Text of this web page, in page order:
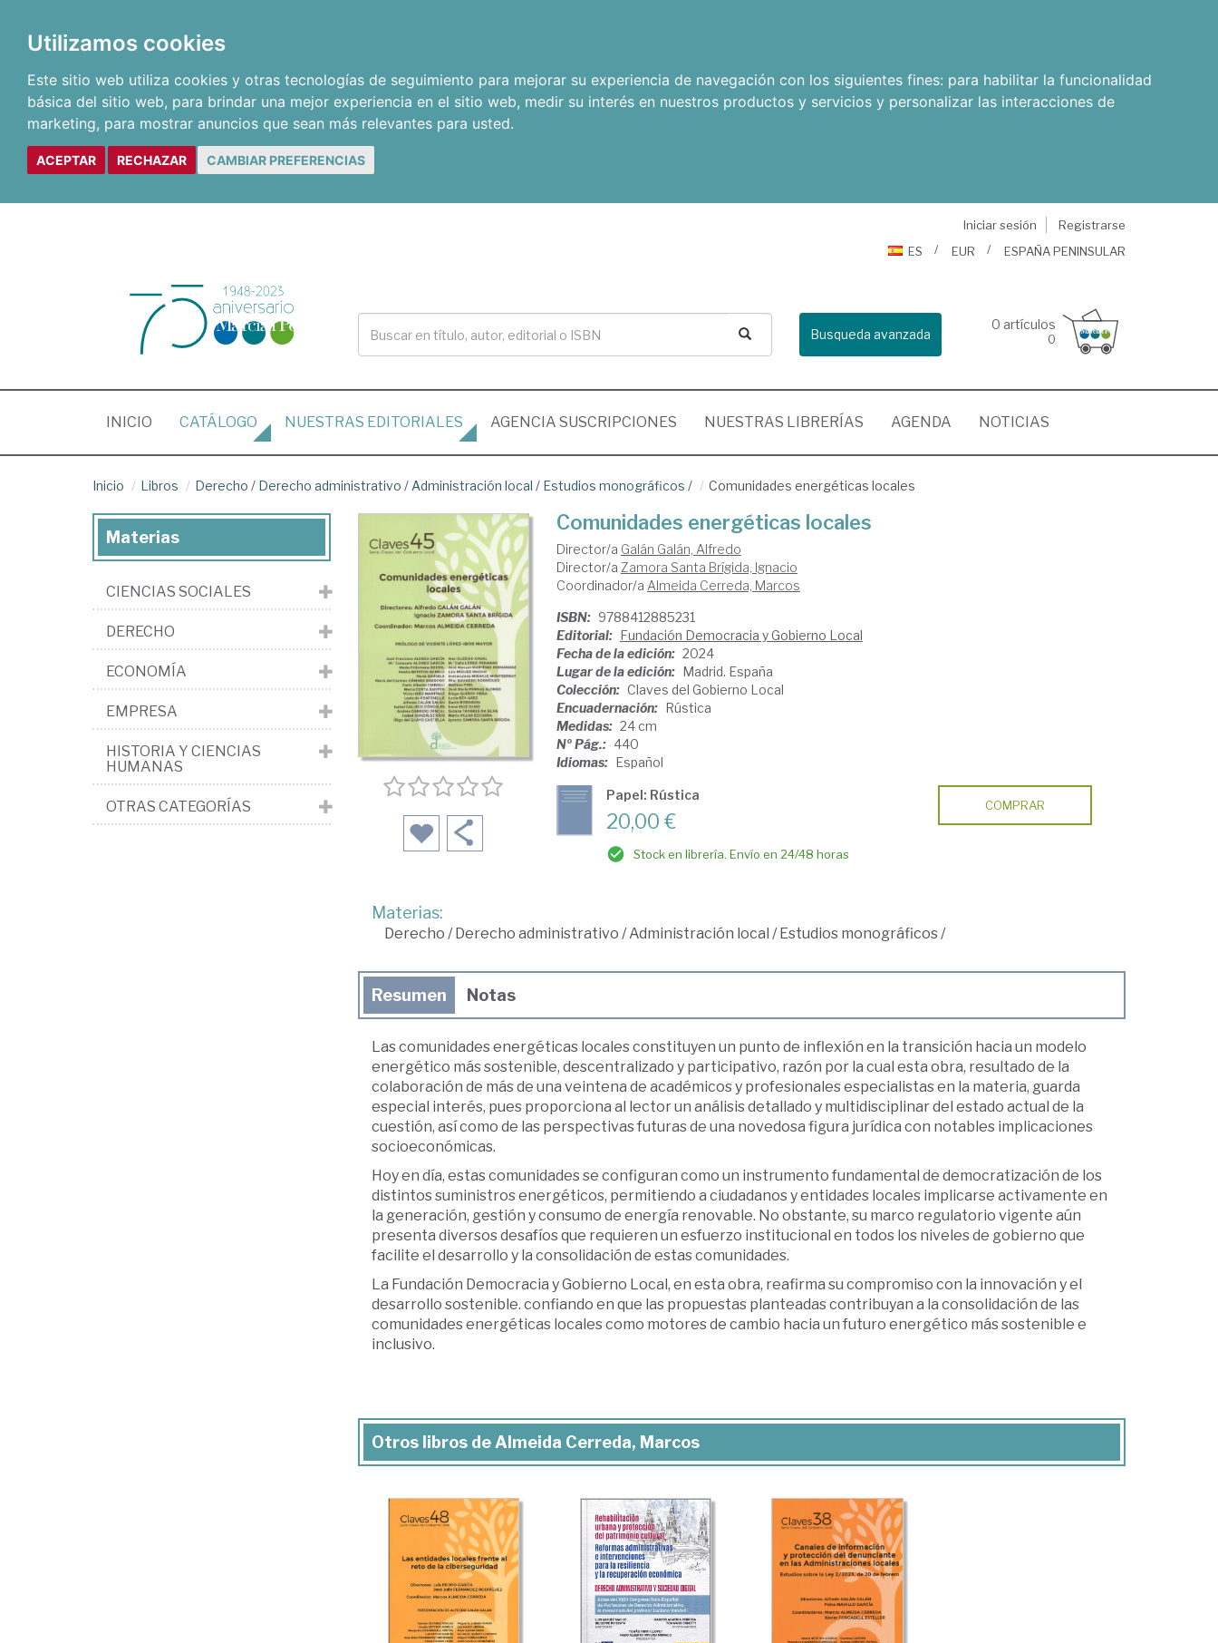
Utilizamos cookies
Este sitio web utiliza cookies y otras tecnologías de seguimiento para mejorar su experiencia de navegación con los siguientes fines: para habilitar la funcionalidad
básica del sitio web, para brindar una mejor experiencia en el sitio web, medir su interés en nuestros productos y servicios y personalizar las interacciones de
marketing, para mostrar anuncios que sean más relevantes para usted.
ACEPTAR RECHAZAR CAMBIAR PREFERENCIAS
Iniciar sesión
Registrarse
ES
EUR ESPAÑA PENINSULAR
Busqueda avanzada
0 artículos
0
INICIO (CURRENT)
CATÁLOGO NUESTRAS EDITORIALES AGENCIA SUSCRIPCIONES NUESTRAS LIBRERÍAS AGENDA NOTICIAS
Inicio Libros Derecho / Derecho administrativo / Administración local / Estudios monográficos / Comunidades energéticas locales
Comunidades energéticas locales
Director/a Galán Galán, Alfredo
Director/a Zamora Santa Brígida, Ignacio
Coordinador/a Almeida Cerreda, Marcos
ISBN: 9788412885231
Editorial: Fundación Democracia y Gobierno Local
Fecha de la edición: 2024
Lugar de la edición: Madrid. España
Colección: Claves del Gobierno Local
Encuadernación: Rústica
Medidas: 24 cm
Nº Pág.: 440
Idiomas: Español
Papel: Rústica
20,00 €
Stock en librería. Envío en 24/48 horas
COMPRAR
Materias:
Derecho /Derecho administrativo /Administración local /Estudios monográficos/
Resumen Notas
Las comunidades energéticas locales constituyen un punto de inflexión en la transición hacia un modelo
energético más sostenible, descentralizado y participativo, razón por la cual esta obra, resultado de la
colaboración de más de una veintena de académicos y profesionales especialistas en la materia, guarda
especial interés, pues proporciona al lector un análisis detallado y multidisciplinar del estado actual de la
cuestión, así como de las perspectivas futuras de una novedosa figura jurídica con notables implicaciones
socioeconómicas.
Hoy en día, estas comunidades se configuran como un instrumento fundamental de democratización de los
distintos suministros energéticos, permitiendo a ciudadanos y entidades locales implicarse activamente en
la generación, gestión y consumo de energía renovable. No obstante, su marco regulatorio vigente aún
presenta diversos desafíos que requieren un esfuerzo institucional en todos los niveles de gobierno que
facilite el desarrollo y la consolidación de estas comunidades.
La Fundación Democracia y Gobierno Local, en esta obra, reafirma su compromiso con la innovación y el
desarrollo sostenible. confiando en que las propuestas planteadas contribuyan a la consolidación de las
comunidades energéticas locales como motores de cambio hacia un futuro energético más sostenible e
inclusivo.
Otros libros de Almeida Cerreda, Marcos
Materias
CIENCIAS SOCIALES
DERECHO
ECONOMÍA
EMPRESA
HISTORIA Y CIENCIAS
HUMANAS
OTRAS CATEGORÍAS